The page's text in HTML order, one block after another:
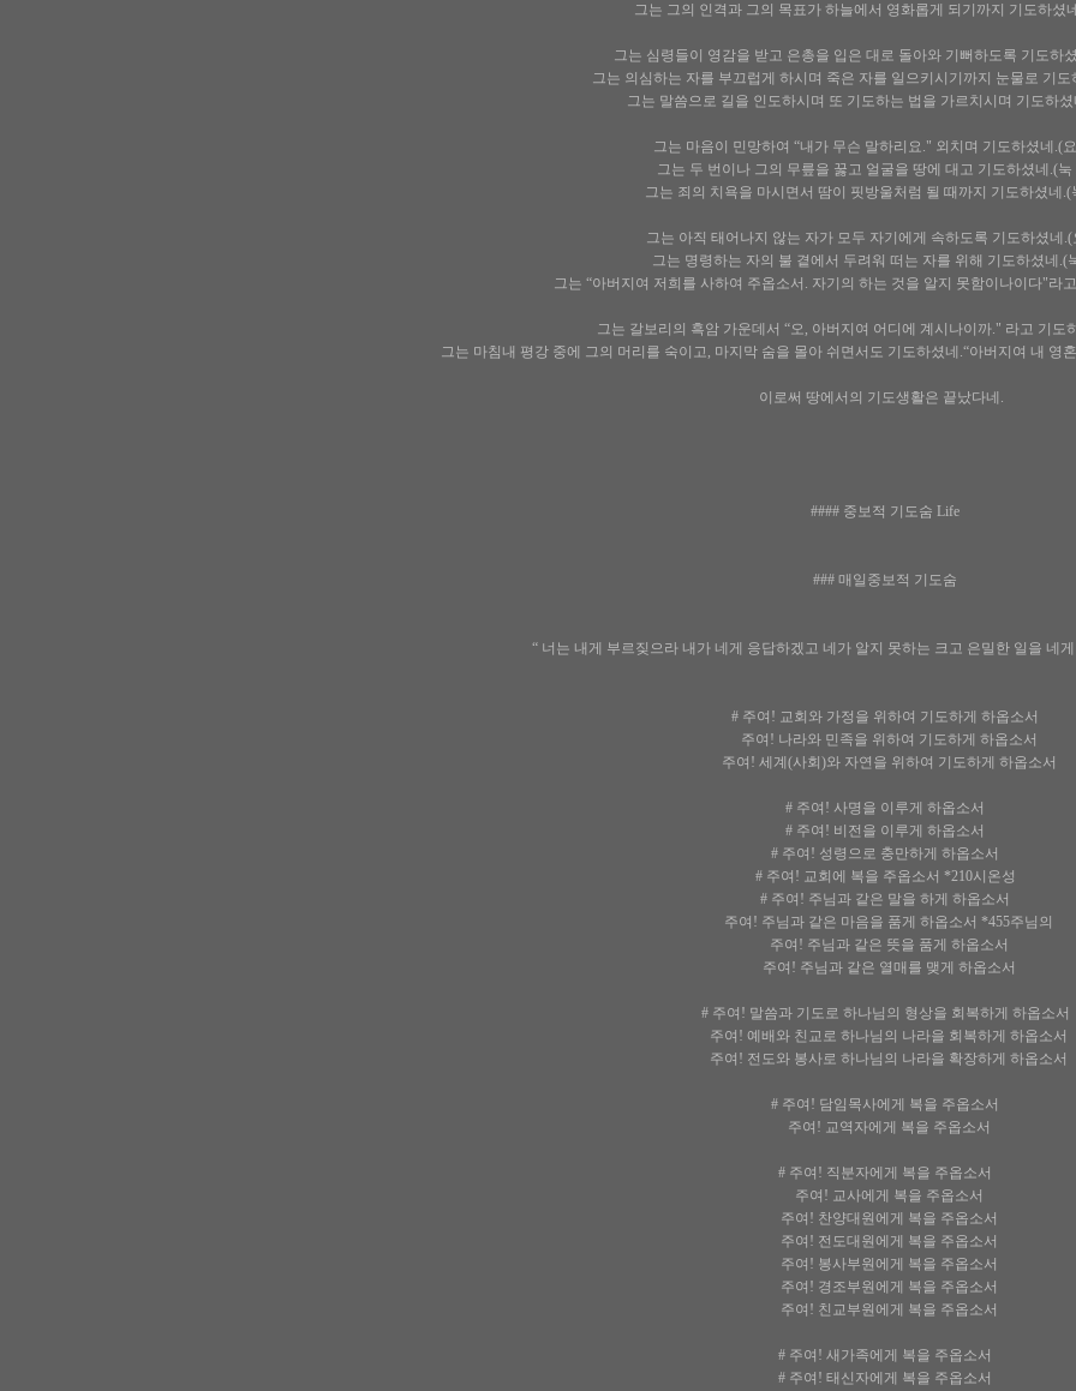
그는 그의 인격과 그의 목표가 하늘에서 영화롭게 되기까지 기도하셨
그는 심령들이 영감을 받고 은총을 입은 대로 돌아와 기뻐하도록 기도하
그는 의심하는 자를 부끄럽게 하시며 죽은 자를 일으키시기까지 눈물로 기도
그는 말씀으로 길을 인도하시며 또 기도하는 법을 가르치시며 기도하셨
그는 마음이 민망하여 “내가 무슨 말하리요." 외치며 기도하셨네.(
그는 두 번이나 그의 무릎을 꿇고 얼굴을 땅에 대고 기도하셨네.(눅
그는 죄의 치욕을 마시면서 땀이 핏방울처럼 될 때까지 기도하셨네.(
그는 아직 태어나지 않는 자가 모두 자기에게 속하도록 기도하셨네.(
그는 명령하는 자의 불 곁에서 두려워 떠는 자를 위해 기도하셨네.(
그는 “아버지여 저희를 사하여 주옵소서. 자기의 하는 것을 알지 못함이나이다"라
그는 갈보리의 흑암 가운데서 “오, 아버지여 어디에 계시나이까." 라고 기도
그는 마침내 평강 중에 그의 머리를 숙이고, 마지막 숨을 몰아 쉬면서도 기도하셨네.“아버지여 내 영
이로써 땅에서의 기도생활은 끝났다네.
#### 중보적 기도숨 Life
### 매일중보적 기도숨
“ 너는 내게 부르짖으라 내가 네게 응답하겠고 네가 알지 못하는 크고 은밀한 일을 네
# 주여! 교회와 가정을 위하여 기도하게 하옵소서
주여! 나라와 민족을 위하여 기도하게 하옵소서
주여! 세계(사회)와 자연을 위하여 기도하게 하옵소서
# 주여! 사명을 이루게 하옵소서
# 주여! 비전을 이루게 하옵소서
# 주여! 성령으로 충만하게 하옵소서
# 주여! 교회에 복을 주옵소서 *210시온성
# 주여! 주님과 같은 말을 하게 하옵소서
주여! 주님과 같은 마음을 품게 하옵소서 *455주님의
주여! 주님과 같은 뜻을 품게 하옵소서
주여! 주님과 같은 열매를 맺게 하옵소서
# 주여! 말씀과 기도로 하나님의 형상을 회복하게 하옵소서
주여! 예배와 친교로 하나님의 나라을 회복하게 하옵소서
주여! 전도와 봉사로 하나님의 나라을 확장하게 하옵소서
# 주여! 담임목사에게 복을 주옵소서
주여! 교역자에게 복을 주옵소서
# 주여! 직분자에게 복을 주옵소서
주여! 교사에게 복을 주옵소서
주여! 찬양대원에게 복을 주옵소서
주여! 전도대원에게 복을 주옵소서
주여! 봉사부원에게 복을 주옵소서
주여! 경조부원에게 복을 주옵소서
주여! 친교부원에게 복을 주옵소서
# 주여! 새가족에게 복을 주옵소서
# 주여! 태신자에게 복을 주옵소서